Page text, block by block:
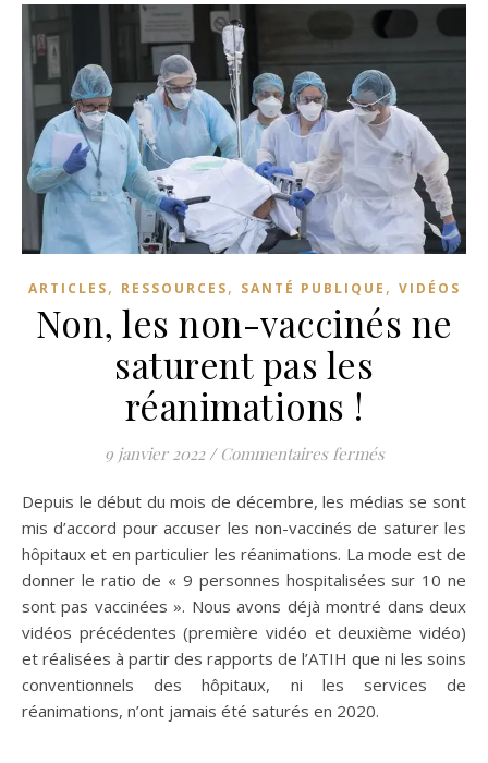
ARTICLES, RESSOURCES, SANTÉ PUBLIQUE , VIDÉOS
Non, les non-vaccinés ne
saturent pas les
réanimations !
9 janvier 2022 / Commentaires ferméssur Non, les
Depuis le début du mois de décembre, les médias se sont
mis d’accord pour accuser les non-vaccinés de saturer les
hôpitaux et en particulier les réanimations. La mode est de
donner le ratio de « 9 personnes hospitalisées sur 10 ne
sont pas vaccinées ». Nous avons déjà montré dans deux
vidéos précédentes (première vidéo et deuxième vidéo)
et réalisées à partir des rapports de l’ATIH que ni les soins
conventionnels des hôpitaux, ni les services de
réanimations, n’ont jamais été saturés en 2020.